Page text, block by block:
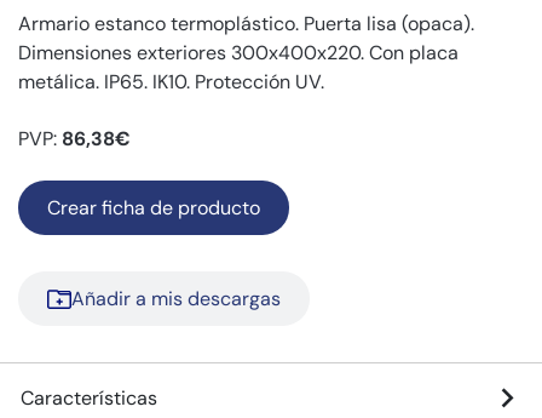
Armario estanco termoplástico. Puerta lisa (opaca).
Dimensiones exteriores 300x400x220. Con placa
metálica. IP65. IK10. Protección UV.
PVP: 86,38€
Crear ficha de producto
Añadir a mis descargas
Características